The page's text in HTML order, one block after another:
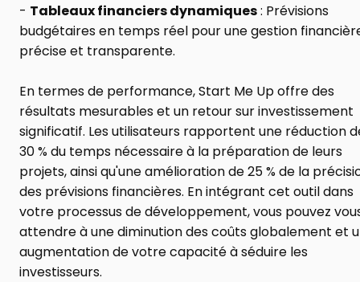
- Tableaux financiers dynamiques : Prévisions
budgétaires en temps réel pour une gestion
précise et transparente.
En termes de performance, Start Me Up offre des
résultats mesurables et un retour sur investissement
significatif. Les utilisateurs rapportent une réduction
30 % du temps nécessaire à la préparation de leurs
projets, ainsi qu'une amélioration de 25 % de la
des prévisions financières. En intégrant cet outil dans
votre processus de développement, vous pouvez
attendre à une diminution des coûts globalement et
augmentation de votre capacité à séduire les
investisseurs.